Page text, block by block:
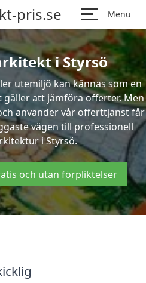
pris.se Menu
i Styrsö
utemiljö kan kännas som en
att jämföra offerter. Men
använder vår offerttjänst får
vägen till professionell
i Styrsö.
och utan förpliktelser